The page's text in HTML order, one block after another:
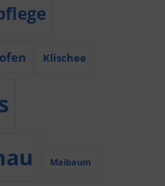
Klischee
Maibaum